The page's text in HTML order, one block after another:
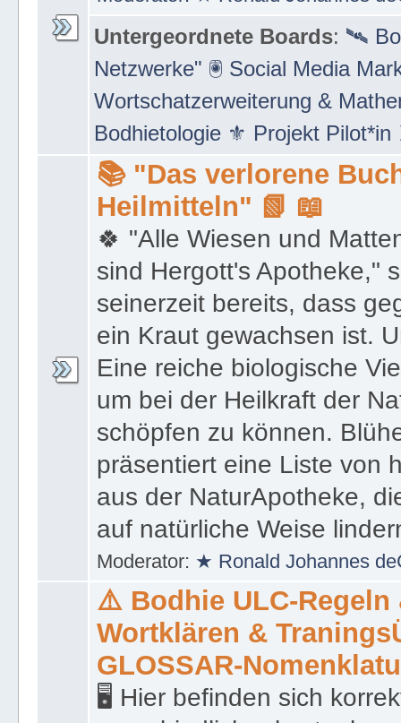
Moderator:★ Ronald Johannes
Untergeordnete Boards:🛰
Netzwerke" 🖲 Social Media
Wortschatzerweiterung &
Bodhietologie ⚜ Projekt
📚 "Das verlorene
Heilmitteln" 📗 📖
🍀 "Alle Wiesen und
sind Hergott's Apotheke,"
seinerzeit bereits, dass
ein Kraut gewachsen ist.
Eine reiche biologische
um bei der Heilkraft der
schöpfen zu können.
präsentiert eine Liste von
aus der NaturApotheke,
auf natürliche Weise
Moderator:★ Ronald Johannes
⚠️ Bodhie ULC-Regeln
Wortklären &
GLOSSAR-